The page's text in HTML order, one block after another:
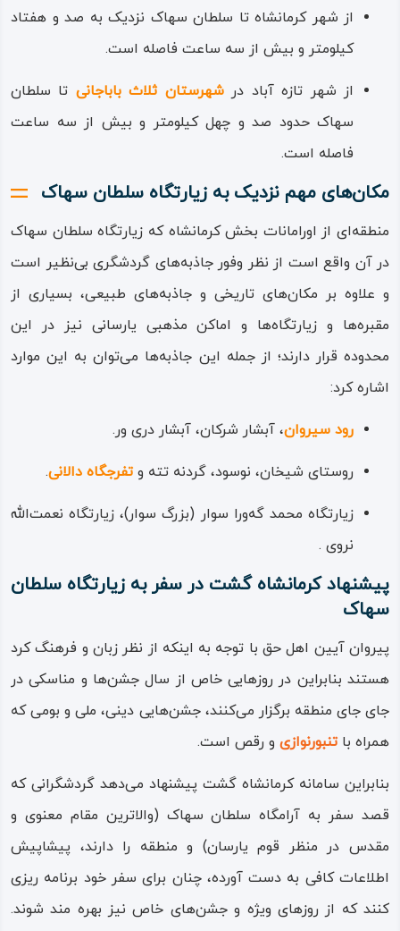
این دلیل بنیان‌ گذار آیین یاری یا یارسانی می‌دانند که در زمان
او آیین «اهل حق» رواج و رسمیت یافته است؛ اما باید به این
وجود داشته و گویی در زمان سلطان سهاک و به دست ایشان با
آموزه‌های اسلامی‌ – شیعی ممزوج گشته و از این تاریخ به بعد
افزوده می‌شود.
به عبارتی ساده‌تر نقش سلطان سهاک این بوده که برای حفظ
پیروان و دفاع از باورهای پیشا اسلامی دین خود و با تاکتیکی
همراه با مدارا و تساهل، رنگ و طرزی اسلامی‌ – شیعی به آیین
خود داده، آن را با شریعت شیعه هم‌ سازتر می‌کند.
به هر روی امروزه بارگاه سلطان سهاک قبله پیروان آیین یاری
است، از سلطان سهاک کتابی دینی که بیش‌تر شامل سروده‌ها،
دعاها و دستور العمل‌های کاربردی برای زندگی است باقی مانده
که به کتاب «سرانجام» و «کتاو گه‌ورا» (کتاب بزرگ) معروف
است که به دست مریدان حفظ و جمع‌ آوری شده و بعدها توسط
تشکیل هفت خاندان معروف در تبار مردمان اهل حق، که امروزه
هر کدام راه و رسم خود را دارند به دست سلطان سهاک انجام
شده است؛ خاندان‌های خاموشی، یادگاری، ابراهیمی، قلندری،
آتش‌ بیگی، شاه‌ حسینی و حیدری نیز به آن‌ها افزوده‌اند.
از شهر کرمانشاه تا سلطان سهاک نزدیک به صد و هفتاد
کیلومتر و بیش از سه ساعت فاصله است.
از شهر تازه‌ آباد درشهرستان ثلاث باباجانی تا سلطان
سهاک حدود صد و چهل کیلومتر و بیش از سه ساعت
فاصله است.
مکان‌های مهم نزدیک به زیارتگاه سلطان سهاک
منطقه‌ای از اورامانات بخش کرمانشاه که زیارتگاه سلطان سهاک
در آن واقع است از نظر وفور جاذبه‌های گردشگری بی‌نظیر است
و علاوه‌ بر مکان‌های تاریخی و جاذبه‌های طبیعی، بسیاری از
مقبره‌ها و زیارتگاه‌ها و اماکن مذهبی یارسانی نیز در این
محدوده قرار دارند؛ از جمله این جاذبه‌ها می‌توان به این موارد
اشاره کرد:
رود سیروان، آبشار شرکان، آبشار دری ور.
روستای شیخان، نوسود، گردنه تته وتفرجگاه دالانی.
زیارتگاه محمد گه‌ورا سوار (بزرگ سوار)، زیارتگاه نعمت‌الله
نروی .
پیشنهاد کرمانشاه گشت در سفر به زیارتگاه سلطان
سهاک
پیروان آیین اهل حق با توجه به اینکه از نظر زبان و فرهنگ کرد
هستند بنابراین در روزهایی خاص از سال جشن‌ها و مناسکی در
جای‌ جای منطقه برگزار می‌کنند، جشن‌هایی دینی، ملی و بومی که
همراه با تنبورنوازی و رقص است.
بنابراین سامانه کرمانشاه گشت پیشنهاد می‌دهد گردشگرانی که
قصد سفر به آرامگاه سلطان سهاک (والاترین مقام معنوی و
مقدس در منظر قوم یارسان) و منطقه را دارند، پیشاپیش
اطلاعات کافی به دست آورده، چنان برای سفر خود برنامه‌ ریزی
کنند که از روزهای ویژه و جشن‌های خاص نیز بهره‌ مند شوند.